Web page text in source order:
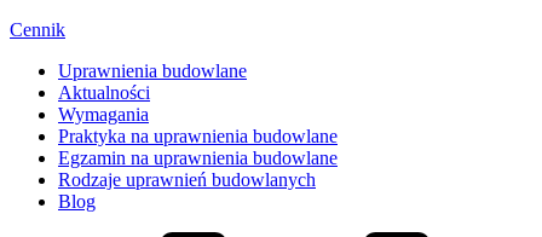
Cennik
Uprawnienia budowlane
Aktualności
Wymagania
Praktyka na uprawnienia budowlane
Egzamin na uprawnienia budowlane
Rodzaje uprawnień budowlanych
Blog